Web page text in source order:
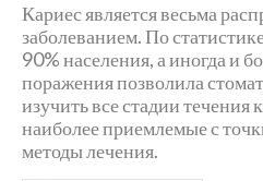
Кариес является весьма
заболеванием. По
90% населения, а иногда и
поражения позволила
изучить все стадии течения
наиболее приемлемые с
методы лечения.